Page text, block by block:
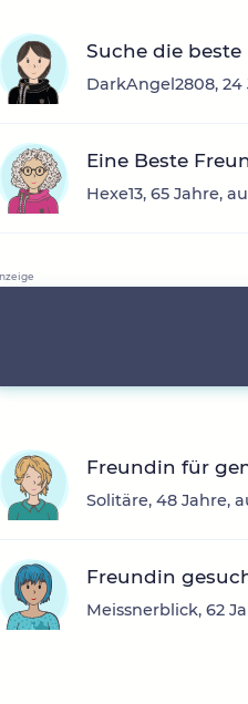
Suche die
DarkAngel2808, 24
Eine Beste
Hexe13, 65 Jahre,
Freundin für
Solitäre, 48 Jahre,
Freundin
Meissnerblick, 62